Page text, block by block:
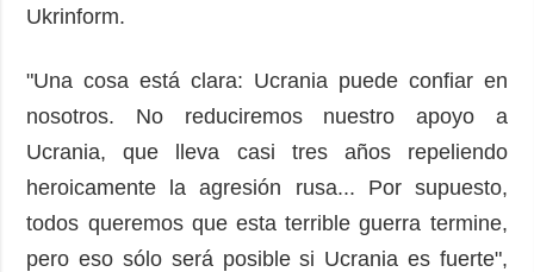
Ukrinform.
"Una cosa está clara: Ucrania puede confiar en
nosotros. No reduciremos nuestro apoyo a
Ucrania, que lleva casi tres años repeliendo
heroicamente la agresión rusa... Por supuesto,
todos queremos que esta terrible guerra termine,
pero eso sólo será posible si Ucrania es fuerte",